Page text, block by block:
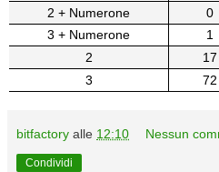
2 + Numerone
0
3 + Numerone
1
2
17
3
72
bitfactory alle 12:10 Nessun
Condividi